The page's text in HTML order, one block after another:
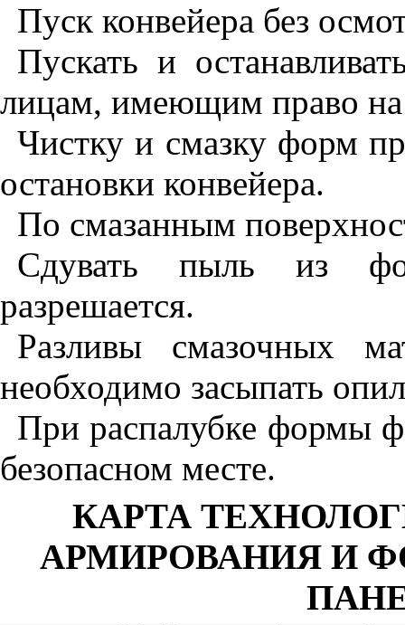
Пуск конвейера без
Пускать и
лицам, имеющим право на
Чистку и смазку форм
остановки конвейера.
По смазанным
Сдувать пыль из
разрешается.
Разливы смазочных
необходимо засыпать
При распалубке формы
безопасном месте.
КАРТА
АРМИРОВАНИЯ И